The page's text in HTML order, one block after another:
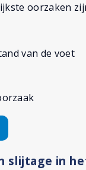
oorzaken
van de voet
slijtage in